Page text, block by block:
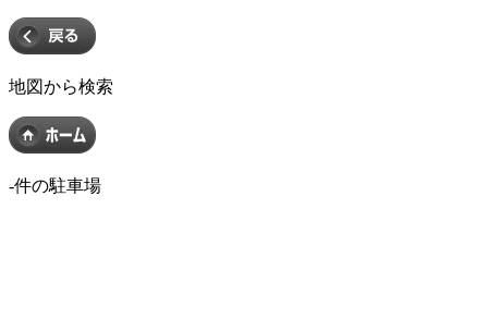
地図から検索
-件の駐車場